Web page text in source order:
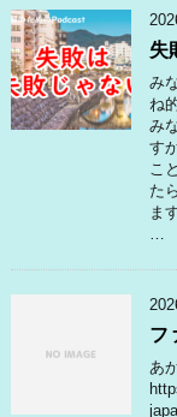
失
み
ね
み
す
こ
た
ま
フ
あ